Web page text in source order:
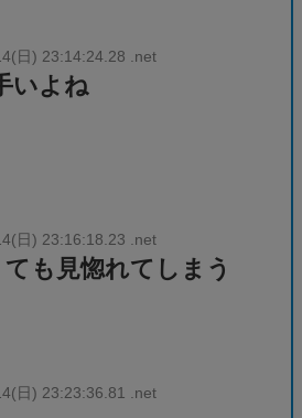
日) 23:14:24.28 .net
いよね
日) 23:16:18.23 .net
も見惚れてしまう
日) 23:23:36.81 .net